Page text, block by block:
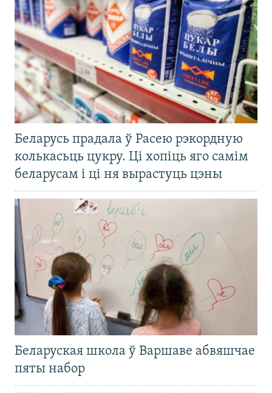
Беларусь прадала ў Расею рэкордную
колькасьць цукру. Ці хопіць яго самім
беларусам і ці ня вырастуць цэны
Беларуская школа ў Варшаве абвяшчае
пяты набор